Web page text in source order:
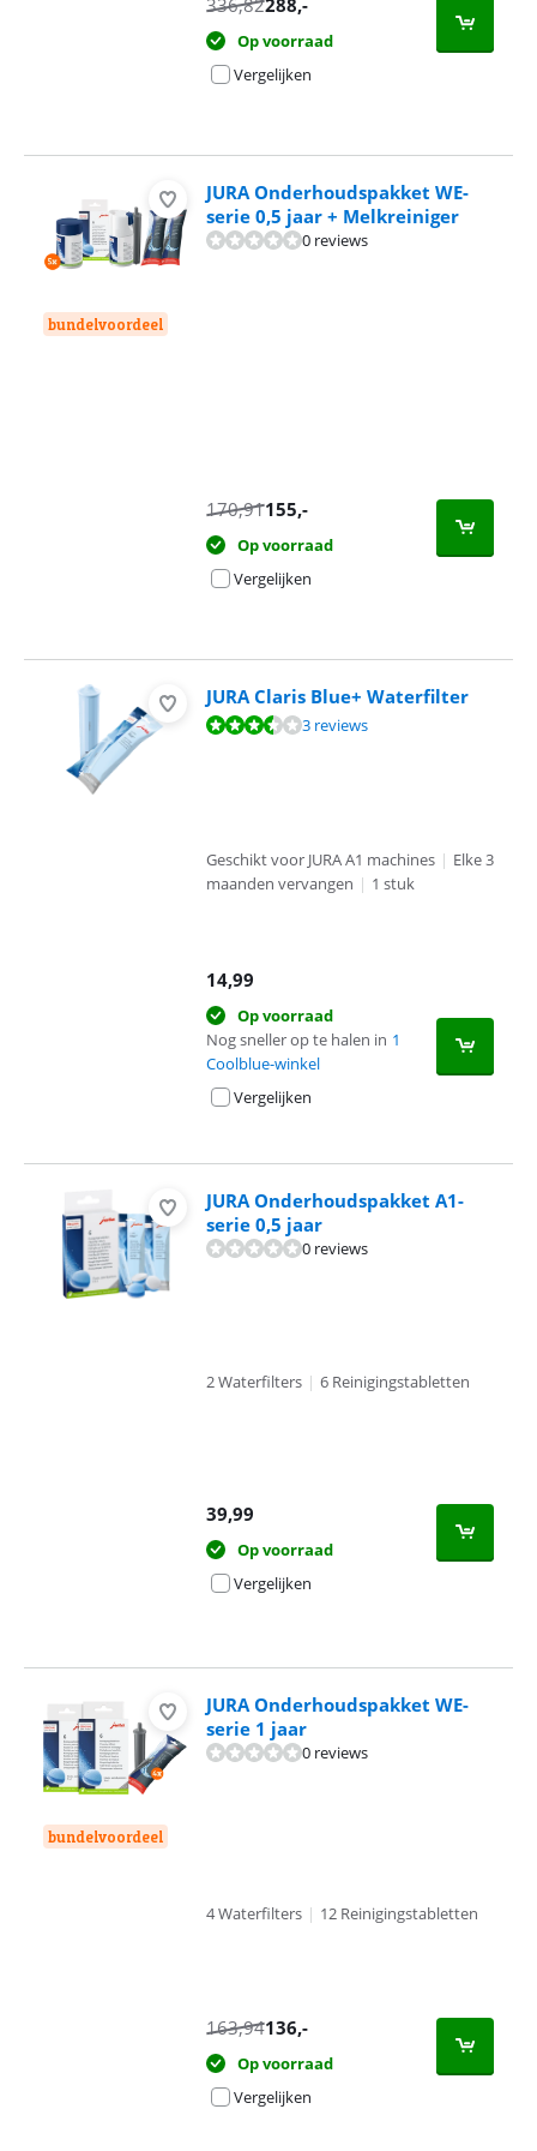
Op voorraad
Vergelijken
bundelvoordeel
JURA Onderhoudspakket WE-
serie 0,5 jaar + Melkreiniger
0 reviews
170,91155,-
Op voorraad
Vergelijken
JURA Claris Blue+ Waterfilter
Beoordeling is 7,3 van de 10, gebaseerd op 3 reviews.
3 reviews
Geschikt voor JURA A1 machines | Elke 3
maanden vervangen | 1 stuk
14,99
Op voorraad
Nog sneller op te halen in 1
Coolblue-winkel
Vergelijken
JURA Onderhoudspakket A1-
serie 0,5 jaar
0 reviews
2 Waterfilters | 6 Reinigingstabletten
39,99
Op voorraad
Vergelijken
bundelvoordeel
JURA Onderhoudspakket WE-
serie 1 jaar
0 reviews
4 Waterfilters | 12 Reinigingstabletten
163,94136,-
Op voorraad
Vergelijken